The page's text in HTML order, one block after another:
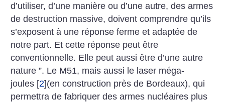
d’utiliser, d’une manière ou d’une autre, des armes
de destruction massive, doivent comprendre qu’ils
s’exposent à une réponse ferme et adaptée de
notre part. Et cette réponse peut être
conventionnelle. Elle peut aussi être d’une autre
nature ”. Le M51, mais aussi le laser méga-
joules [2](en construction près de Bordeaux), qui
permettra de fabriquer des armes nucléaires plus